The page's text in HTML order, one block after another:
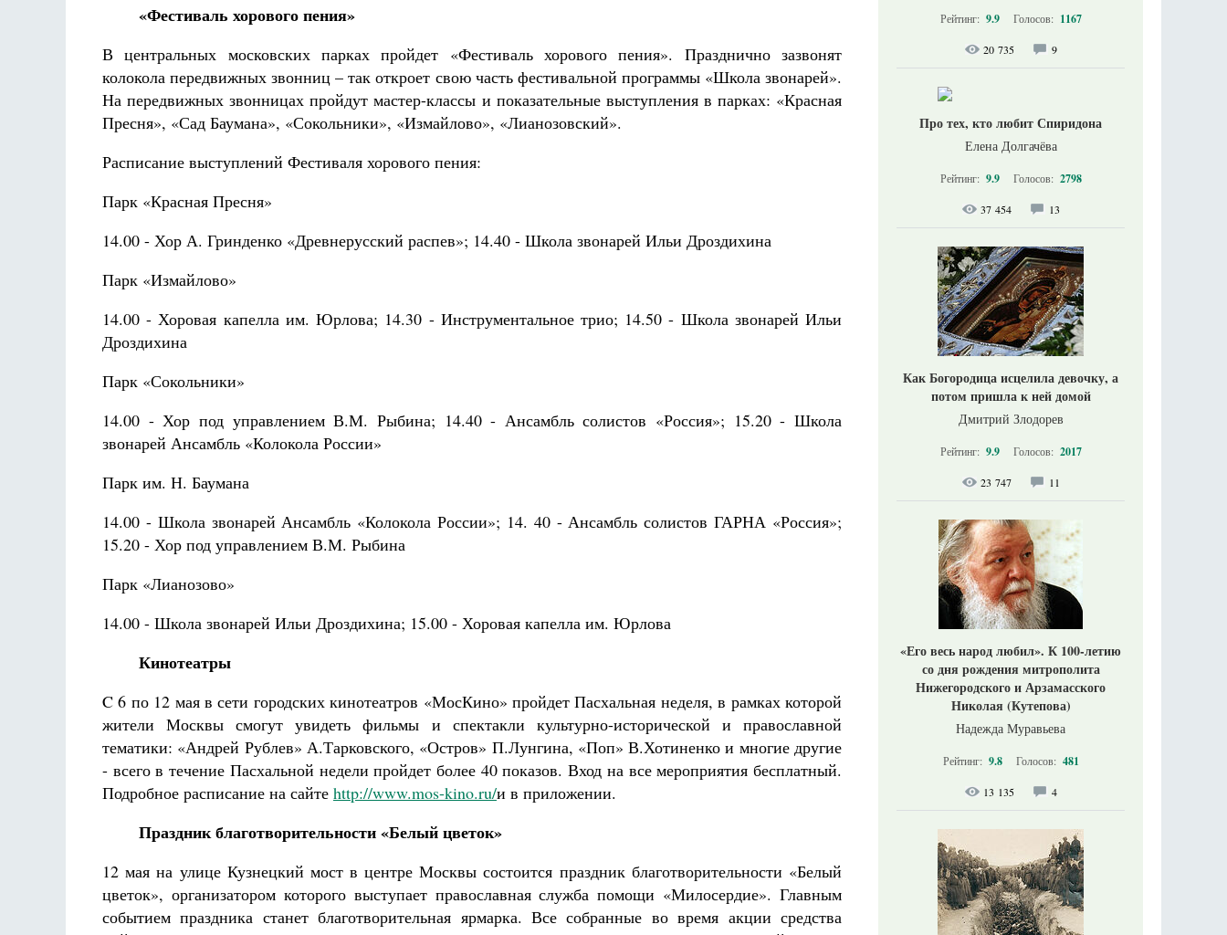
«Фестиваль хорового пения»
В центральных московских парках пройдет «Фестиваль хорового пения». Празднично зазвонят
колокола передвижных звонниц – так откроет свою часть фестивальной программы «Школа звонарей».
На передвижных звонницах пройдут мастер-классы и показательные выступления в парках: «Красная
Пресня», «Сад Баумана», «Сокольники», «Измайлово», «Лианозовский».
Расписание выступлений Фестиваля хорового пения:
Парк «Красная Пресня»
14.00 - Хор А. Гринденко «Древнерусский распев»; 14.40 - Школа звонарей Ильи Дроздихина
Парк «Измайлово»
14.00 - Хоровая капелла им. Юрлова; 14.30 - Инструментальное трио; 14.50 - Школа звонарей Ильи
Дроздихина
Парк «Сокольники»
14.00 - Хор под управлением В.М. Рыбина; 14.40 - Ансамбль солистов «Россия»; 15.20 - Школа
звонарей Ансамбль «Колокола России»
Парк им. Н. Баумана
14.00 - Школа звонарей Ансамбль «Колокола России»; 14. 40 - Ансамбль солистов ГАРНА «Россия»;
15.20 - Хор под управлением В.М. Рыбина
Парк «Лианозово»
14.00 - Школа звонарей Ильи Дроздихина; 15.00 - Хоровая капелла им. Юрлова
Кинотеатры
C 6 по 12 мая в сети городских кинотеатров «МосКино» пройдет Пасхальная неделя, в рамках которой
жители Москвы смогут увидеть фильмы и спектакли культурно-исторической и православной
тематики: «Андрей Рублев» А.Тарковского, «Остров» П.Лунгина, «Поп» В.Хотиненко и многие другие
- всего в течение Пасхальной недели пройдет более 40 показов. Вход на все мероприятия бесплатный.
Подробное расписание на сайте http://www.mos-kino.ru/и в приложении.
Праздник благотворительности «Белый цветок»
12 мая на улице Кузнецкий мост в центре Москвы состоится праздник благотворительности «Белый
цветок», организатором которого выступает православная служба помощи «Милосердие». Главным
событием праздника станет благотворительная ярмарка. Все собранные во время акции средства
Рейтинг: 9.9 Голосов: 1167
20 735 9
Про тех, кто любит Спиридона
Елена Долгачёва
Рейтинг: 9.9 Голосов: 2798
37 454 13
Как Богородица исцелила девочку, а
потом пришла к ней домой
Дмитрий Злодорев
Рейтинг: 9.9 Голосов: 2017
23 747 11
«Его весь народ любил». К 100-летию
со дня рождения митрополита
Нижегородского и Арзамасского
Николая (Кутепова)
Надежда Муравьева
Рейтинг: 9.8 Голосов: 481
13 135 4